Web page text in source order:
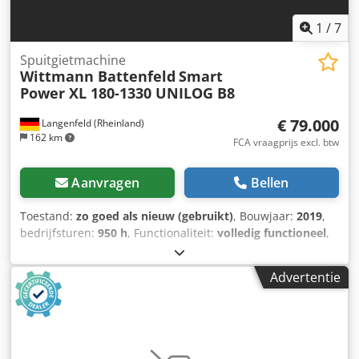
1 /7
Langenfeld (Rheinland)
162 km
Spuitgietmachine
Wittmann Battenfeld Smart
Power XL 180-1330 UNILOG B8
€ 79.000
FCA vraagprijs excl. btw
Aanvragen Bellen
Toestand: zo goed als nieuw (gebruikt), Bouwjaar: 2019,
bedrijfsturen: 950 h, Functionaliteit: volledig functioneel,
, schroefdiameter:
ruimte tussen de kolommen:710 mm, cilinderinhoud:653
cm³, injectiedruk: , malhoogte (min.):300 mm,
openingsslag:
breedte:
verwerking. Een ombouw voor verwerking van PS/PP/PA
Advertentie